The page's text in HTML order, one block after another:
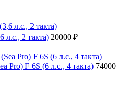
л.с., 2 такта) 20000 ₽
Pro) F 6S (6 л.с., 4 такта) 74000